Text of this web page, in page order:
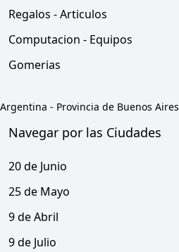
Regalos - Articulos
Computacion - Equipos
Gomerias
Argentina - Provincia de Buenos Aires
Navegar por las Ciudades
20 de Junio
25 de Mayo
9 de Abril
9 de Julio